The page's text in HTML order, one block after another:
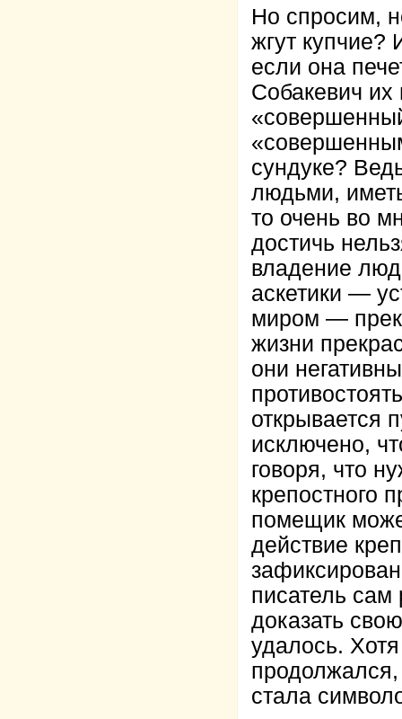
Но спросим,
жгут купчие?
если она
Собакевич
сундуке?
людьми,
то очень во
достичь
владение
аскетики —
миром —
жизни
они
открывается
исключено,
говоря, что
крепостного
помещик
действие
писатель сам
доказать
удалось.
стала